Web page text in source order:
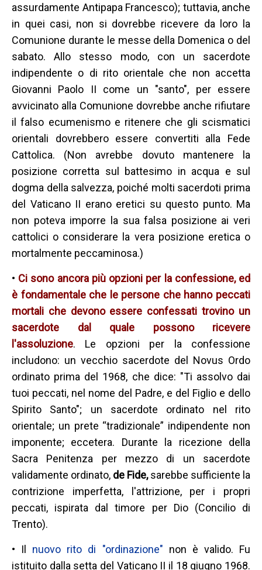
assurdamente Antipapa Francesco); tuttavia, anche
in quei casi, non si dovrebbe ricevere da loro la
Comunione durante le messe della Domenica o del
sabato. Allo stesso modo, con un sacerdote
indipendente o di rito orientale che non accetta
Giovanni Paolo II come un "santo", per essere
avvicinato alla Comunione dovrebbe anche rifiutare
il falso ecumenismo e ritenere che gli scismatici
orientali dovrebbero essere convertiti alla Fede
Cattolica. (Non avrebbe dovuto mantenere la
posizione corretta sul battesimo in acqua e sul
dogma della salvezza, poiché molti sacerdoti prima
del Vaticano II erano eretici su questo punto. Ma
non poteva imporre la sua falsa posizione ai veri
cattolici o considerare la vera posizione eretica o
mortalmente peccaminosa.)
• Ci sono ancora più opzioni per la confessione, ed
è fondamentale che le persone che hanno peccati
mortali che devono essere confessati trovino un
sacerdote dal quale possono ricevere
l'assoluzione. Le opzioni per la confessione
includono: un vecchio sacerdote del Novus Ordo
ordinato prima del 1968, che dice: "Ti assolvo dai
tuoi peccati, nel nome del Padre, e del Figlio e dello
Spirito Santo"; un sacerdote ordinato nel rito
orientale; un prete “tradizionale” indipendente non
imponente; eccetera. Durante la ricezione della
Sacra Penitenza per mezzo di un sacerdote
validamente ordinato, de Fide,sarebbe sufficiente la
contrizione imperfetta, l'attrizione, per i propri
peccati, ispirata dal timore per Dio (Concilio di
Trento).
• Il nuovo rito di "ordinazione" non è valido. Fu
istituito dalla setta del Vaticano II il 18 giugno 1968.